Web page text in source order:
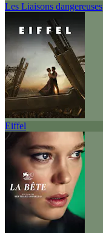
Les Liaisons dangereuses
Eiffel